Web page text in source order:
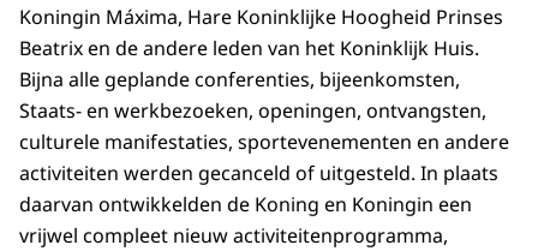
Koningin Máxima, Hare Koninklijke Hoogheid Prinses
Beatrix en de andere leden van het Koninklijk Huis.
Bijna alle geplande conferenties, bijeenkomsten,
Staats- en werkbezoeken, openingen, ontvangsten,
culturele manifestaties, sportevenementen en andere
activiteiten werden gecanceld of uitgesteld. In plaats
daarvan ontwikkelden de Koning en Koningin een
vrijwel compleet nieuw activiteitenprogramma,